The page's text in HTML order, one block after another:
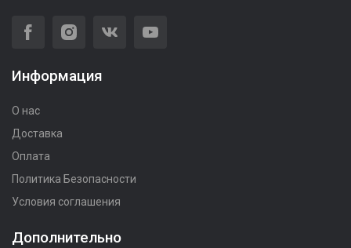
Информация
О нас
Доставка
Оплата
Политика Безопасности
Условия соглашения
Дополнительно